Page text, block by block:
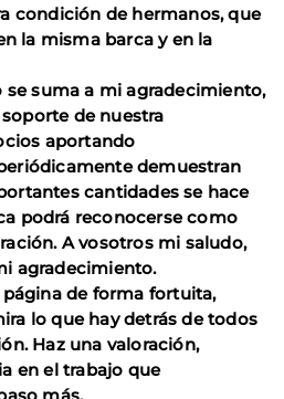
condición de hermanos, que
la misma barca y en la
se suma a mi agradecimiento,
de nuestra
aportando
demuestran
cantidades se hace
podrá reconocerse como
A vosotros mi saludo,
agradecimiento.
de forma fortuita,
lo que hay detrás de todos
Haz una valoración,
en el trabajo que